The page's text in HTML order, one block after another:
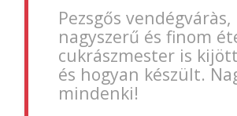
Pezsgős
nagyszerű és finom
cukrászmester is
és hogyan készült.
mindenki!